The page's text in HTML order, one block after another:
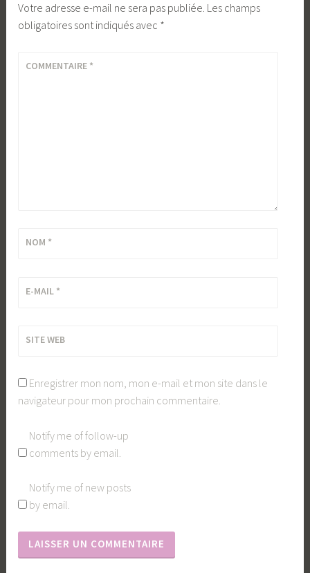
Votre adresse e-mail ne sera pas publiée. Les champs
obligatoires sont indiqués avec *
COMMENTAIRE *
NOM *
E-MAIL *
SITE WEB
Enregistrer mon nom, mon e-mail et mon site dans le
navigateur pour mon prochain commentaire.
Notify me of follow-up
comments by email.
Notify me of new posts
by email.